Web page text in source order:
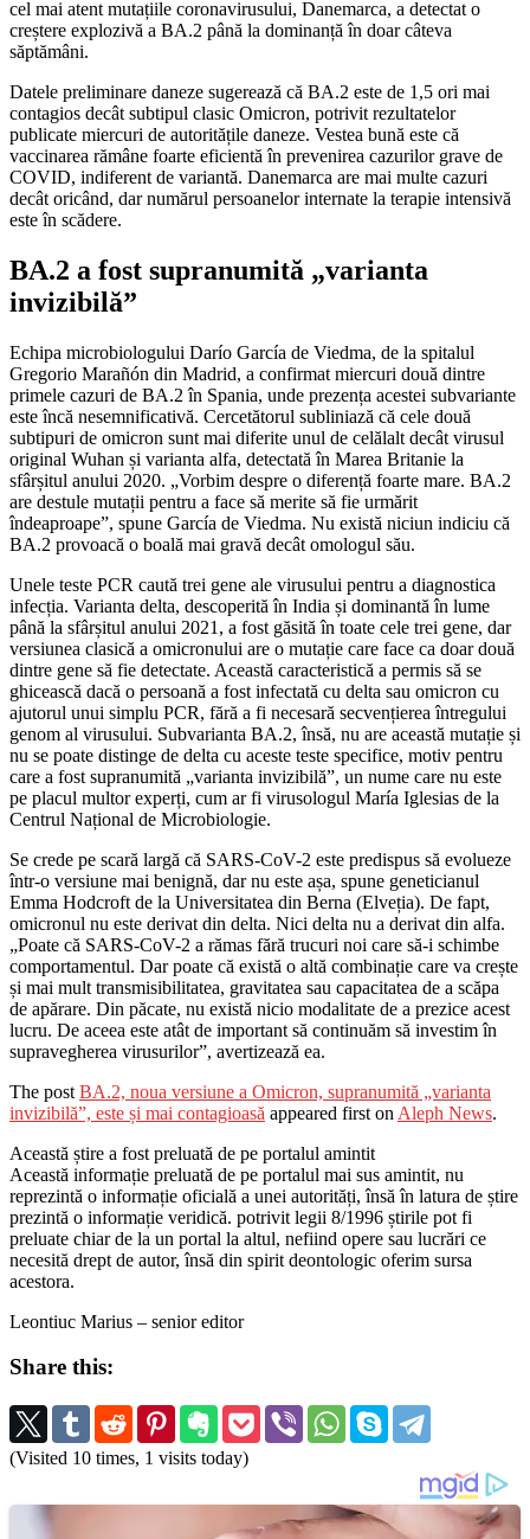
cel mai atent mutațiile coronavirusului, Danemarca, a detectat o
creștere explozivă a BA.2 până la dominanță în doar câteva
săptămâni.
Datele preliminare daneze sugerează că BA.2 este de 1,5 ori mai
contagios decât subtipul clasic Omicron, potrivit rezultatelor
publicate miercuri de autoritățile daneze. Vestea bună este că
vaccinarea rămâne foarte eficientă în prevenirea cazurilor grave de
COVID, indiferent de variantă. Danemarca are mai multe cazuri
decât oricând, dar numărul persoanelor internate la terapie intensivă
este în scădere.
BA.2 a fost supranumită „varianta
invizibilă”
Echipa microbiologului Darío García de Viedma, de la spitalul
Gregorio Marañón din Madrid, a confirmat miercuri două dintre
primele cazuri de BA.2 în Spania, unde prezența acestei subvariante
este încă nesemnificativă. Cercetătorul subliniază că cele două
subtipuri de omicron sunt mai diferite unul de celălalt decât virusul
original Wuhan și varianta alfa, detectată în Marea Britanie la
sfârșitul anului 2020. „Vorbim despre o diferență foarte mare. BA.2
are destule mutații pentru a face să merite să fie urmărit
îndeaproape”, spune García de Viedma. Nu există niciun indiciu că
BA.2 provoacă o boală mai gravă decât omologul său.
Unele teste PCR caută trei gene ale virusului pentru a diagnostica
infecția. Varianta delta, descoperită în India și dominantă în lume
până la sfârșitul anului 2021, a fost găsită în toate cele trei gene, dar
versiunea clasică a omicronului are o mutație care face ca doar două
dintre gene să fie detectate. Această caracteristică a permis să se
ghicească dacă o persoană a fost infectată cu delta sau omicron cu
ajutorul unui simplu PCR, fără a fi necesară secvențierea întregului
genom al virusului. Subvarianta BA.2, însă, nu are această mutație și
nu se poate distinge de delta cu aceste teste specifice, motiv pentru
care a fost supranumită „varianta invizibilă”, un nume care nu este
pe placul multor experți, cum ar fi virusologul María Iglesias de la
Centrul Național de Microbiologie.
Se crede pe scară largă că SARS-CoV-2 este predispus să evolueze
într-o versiune mai benignă, dar nu este așa, spune geneticianul
Emma Hodcroft de la Universitatea din Berna (Elveția). De fapt,
omicronul nu este derivat din delta. Nici delta nu a derivat din alfa.
„Poate că SARS-CoV-2 a rămas fără trucuri noi care să-i schimbe
comportamentul. Dar poate că există o altă combinație care va crește
și mai mult transmisibilitatea, gravitatea sau capacitatea de a scăpa
de apărare. Din păcate, nu există nicio modalitate de a prezice acest
lucru. De aceea este atât de important să continuăm să investim în
supravegherea virusurilor”, avertizează ea.
The post BA.2, noua versiune a Omicron, supranumită „varianta
invizibilă”, este și mai contagioasă appeared first on Aleph News.
Această știre a fost preluată de pe portalul amintit
Această informație preluată de pe portalul mai sus amintit, nu
reprezintă o informație oficială a unei autorități, însă în latura de știre
prezintă o informație veridică. potrivit legii 8/1996 știrile pot fi
preluate chiar de la un portal la altul, nefiind opere sau lucrări ce
necesită drept de autor, însă din spirit deontologic oferim sursa
acestora.
Leontiuc Marius – senior editor
Share this:
(Visited 10 times, 1 visits today)